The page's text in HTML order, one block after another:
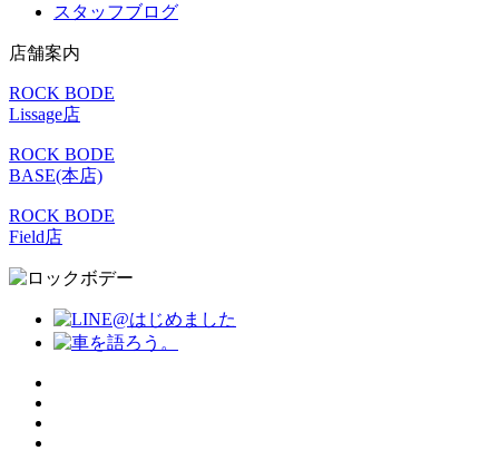
スタッフブログ
店舗案内
ROCK BODE
Lissage店
ROCK BODE
BASE(本店)
ROCK BODE
Field店